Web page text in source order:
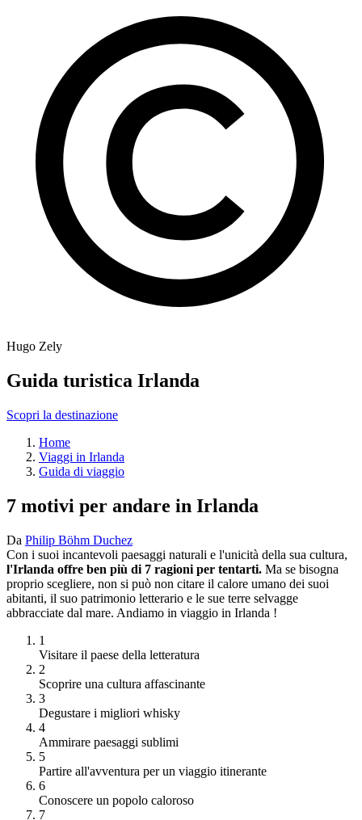
Hugo Zely
Guida turistica Irlanda
Scopri la destinazione
Home
Viaggi in Irlanda
Guida di viaggio
7 motivi per andare in Irlanda
Da Philip Böhm Duchez
Con i suoi incantevoli paesaggi naturali e l'unicità della sua cultura,
l'Irlanda offre ben più di 7 ragioni per tentarti. Ma se bisogna
proprio scegliere, non si può non citare il calore umano dei suoi
abitanti, il suo patrimonio letterario e le sue terre selvagge
abbracciate dal mare. Andiamo in viaggio in Irlanda !
1
Visitare il paese della letteratura
2
Scoprire una cultura affascinante
3
Degustare i migliori whisky
4
Ammirare paesaggi sublimi
5
Partire all'avventura per un viaggio itinerante
6
Conoscere un popolo caloroso
7